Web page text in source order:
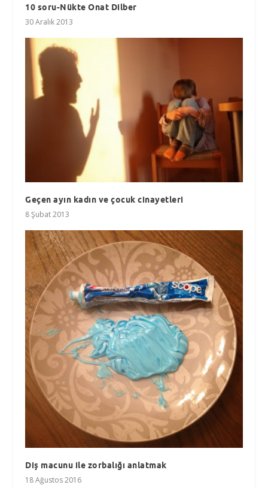
10 soru-Nükte Onat Dilber
30 Aralık 2013
Geçen ayın kadın ve çocuk cinayetleri
8 Şubat 2013
Diş macunu ile zorbalığı anlatmak
18 Ağustos 2016